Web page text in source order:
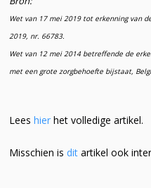
Wet van 17 mei 2019 tot erkenning van
2019, nr. 66783.
Wet van 12 mei 2014 betreffende de
met een grote zorgbehoefte bijstaat,
Lees hier het volledige artikel.
Misschien isditartikel ook